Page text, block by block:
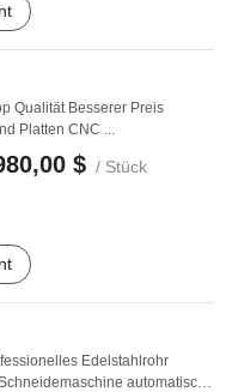
Qualität Besserer Preis
Platten CNC ...
$ / Stück
Edelstahlrohr
automatische